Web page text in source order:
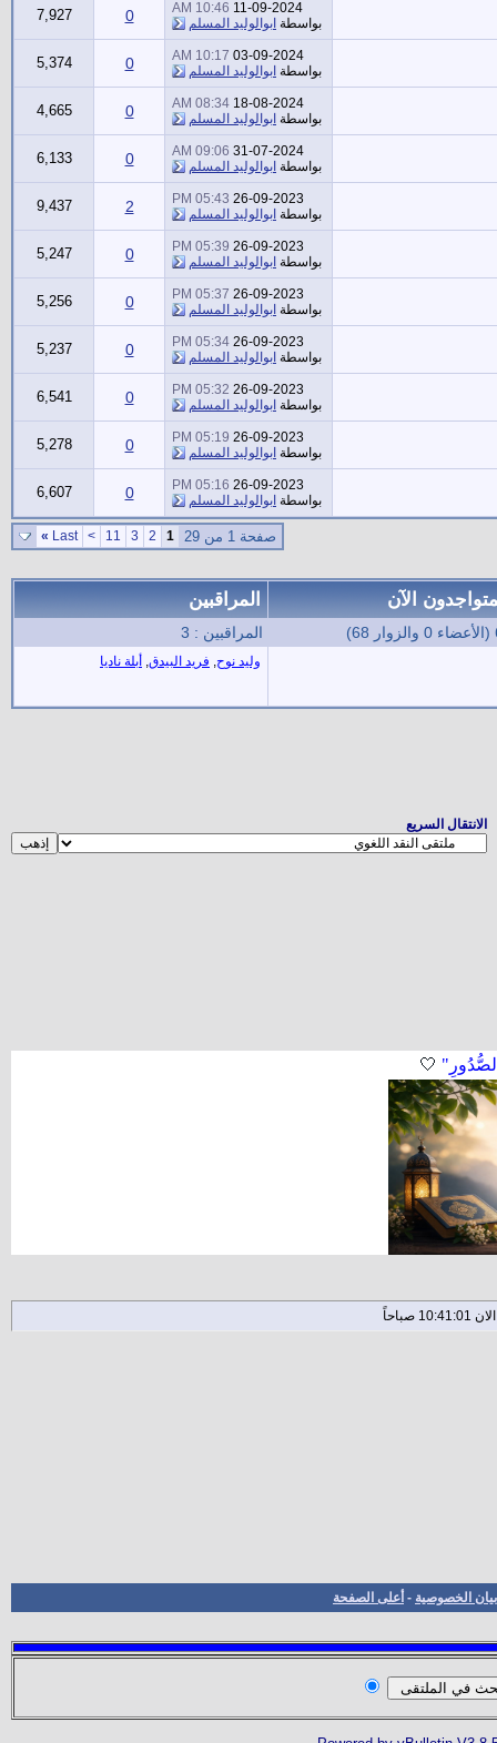
11-09-2024
10:46 AM
بواسطة ابوالوليد المسلم 0
7,927
03-09-2024
10:17 AM
بواسطة ابوالوليد المسلم 0
5,374
18-08-2024
08:34 AM
بواسطة ابوالوليد المسلم 0
4,665
31-07-2024
09:06 AM
بواسطة ابوالوليد المسلم 0
6,133
26-09-2023
05:43 PM
بواسطة ابوالوليد المسلم 2
9,437
26-09-2023
05:39 PM
بواسطة ابوالوليد المسلم 0
5,247
26-09-2023
05:37 PM
بواسطة ابوالوليد المسلم 0
5,256
26-09-2023
05:34 PM
بواسطة ابوالوليد المسلم 0
5,237
26-09-2023
05:32 PM
بواسطة ابوالوليد المسلم 0
6,541
26-09-2023
05:19 PM
بواسطة ابوالوليد المسلم 0
5,278
26-09-2023
05:16 PM
بواسطة ابوالوليد المسلم 0
6,607
صفحة 1 من 29 1
2
3
11
>
Last
»
الآن المراقبين
المراقبين : 3
وليد نوح فريد البيدق أبلة ناديا
الانتقال السريع
🤍
بيان الخصوصية - أعلى الصفحة